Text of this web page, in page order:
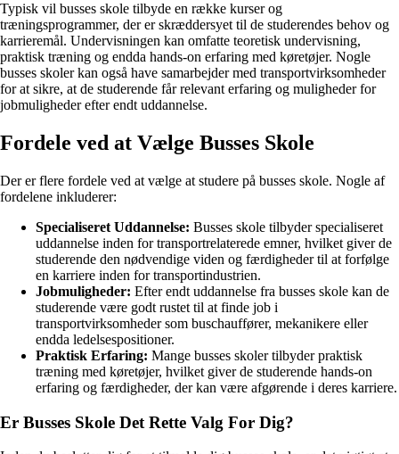
Typisk vil busses skole tilbyde en række kurser og
træningsprogrammer, der er skræddersyet til de studerendes behov og
karrieremål. Undervisningen kan omfatte teoretisk undervisning,
praktisk træning og endda hands-on erfaring med køretøjer. Nogle
busses skoler kan også have samarbejder med transportvirksomheder
for at sikre, at de studerende får relevant erfaring og muligheder for
jobmuligheder efter endt uddannelse.
Fordele ved at Vælge Busses Skole
Der er flere fordele ved at vælge at studere på busses skole. Nogle af
fordelene inkluderer:
Specialiseret Uddannelse: Busses skole tilbyder specialiseret
uddannelse inden for transportrelaterede emner, hvilket giver de
studerende den nødvendige viden og færdigheder til at forfølge
en karriere inden for transportindustrien.
Jobmuligheder: Efter endt uddannelse fra busses skole kan de
studerende være godt rustet til at finde job i
transportvirksomheder som buschauffører, mekanikere eller
endda ledelsespositioner.
Praktisk Erfaring: Mange busses skoler tilbyder praktisk
træning med køretøjer, hvilket giver de studerende hands-on
erfaring og færdigheder, der kan være afgørende i deres karriere.
Er Busses Skole Det Rette Valg For Dig?